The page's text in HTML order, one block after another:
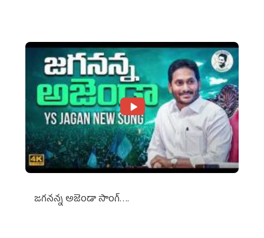
జగనన్న అజెండా సాంగ్….